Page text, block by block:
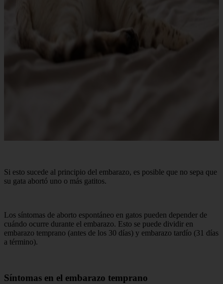
Si esto sucede al principio del embarazo, es posible que no sepa que
su gata abortó uno o más gatitos.
Los síntomas de aborto espontáneo en gatos pueden depender de
cuándo ocurre durante el embarazo. Esto se puede dividir en
embarazo temprano (antes de los 30 días) y embarazo tardío (31 días
a término).
Síntomas en el embarazo temprano